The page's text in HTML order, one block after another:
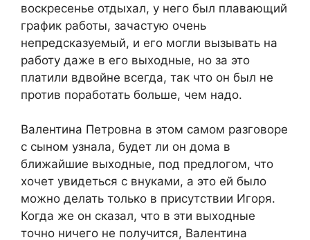
воскресенье отдыхал, у него был плавающий
график работы, зачастую очень
непредсказуемый, и его могли вызывать на
работу даже в его выходные, но за это
платили вдвойне всегда, так что он был не
против поработать больше, чем надо.
Валентина Петровна в этом самом разговоре
с сыном узнала, будет ли он дома в
ближайшие выходные, под предлогом, что
хочет увидеться с внуками, а это ей было
можно делать только в присутствии Игоря.
Когда же он сказал, что в эти выходные
точно ничего не получится, Валентина